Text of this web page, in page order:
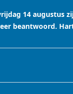
14 augustus
beantwoord.